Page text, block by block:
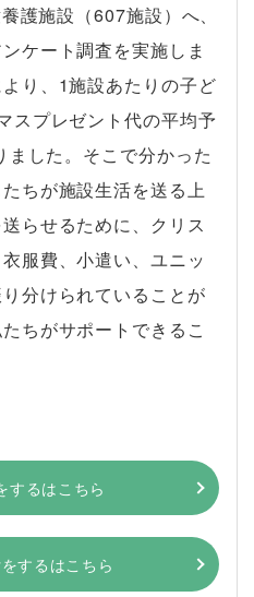
護施設（607施設）へ、
ケート調査を実施しま
り、1施設あたりの子ど
スプレゼント代の平均予
した。そこで分かった
ちが施設生活を送る上
らせるために、クリス
服費、小遣い、ユニッ
分けられていることが
ちがサポートできるこ
するはこちら
するはこちら